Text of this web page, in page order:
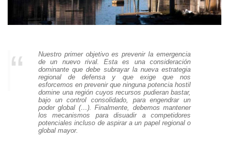
Nuestro primer objetivo es prevenir la emergencia
de un nuevo rival. Esta es una consideración
dominante que debe subrayar la nueva estrategia
regional de defensa y que exige que nos
esforcemos en prevenir que ninguna potencia hostil
domine una región cuyos recursos pudieran bastar,
bajo un control consolidado, para engendrar un
poder global (…). Finalmente, debemos mantener
los mecanismos para disuadir a competidores
potenciales incluso de aspirar a un papel regional o
global mayor.